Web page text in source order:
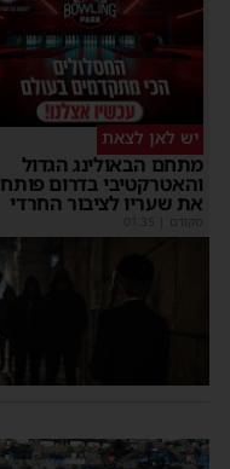
יש לאן לצאת
מתחם הבאולינג הגדול
והאטרקטיבי בדרום פותח
את שעריו לציבור החרדי
מקודם